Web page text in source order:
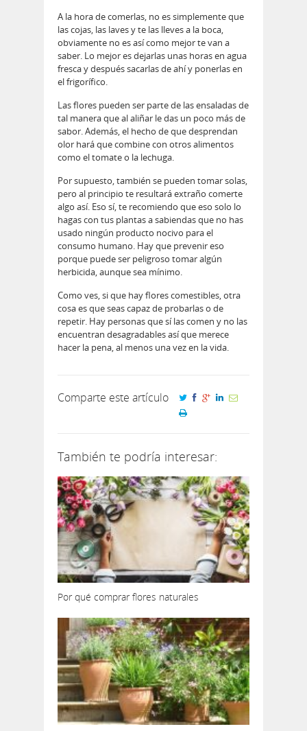
A la hora de comerlas, no es simplemente que
las cojas, las laves y te las lleves a la boca,
obviamente no es así como mejor te van a
saber. Lo mejor es dejarlas unas horas en agua
fresca y después sacarlas de ahí y ponerlas en
el frigorífico.
Las flores pueden ser parte de las ensaladas de
tal manera que al aliñar le das un poco más de
sabor. Además, el hecho de que desprendan
olor hará que combine con otros alimentos
como el tomate o la lechuga.
Por supuesto, también se pueden tomar solas,
pero al principio te resultará extraño comerte
algo así. Eso sí, te recomiendo que eso solo lo
hagas con tus plantas a sabiendas que no has
usado ningún producto nocivo para el
consumo humano. Hay que prevenir eso
porque puede ser peligroso tomar algún
herbicida, aunque sea mínimo.
Como ves, si que hay flores comestibles, otra
cosa es que seas capaz de probarlas o de
repetir. Hay personas que sí las comen y no las
encuentran desagradables así que merece
hacer la pena, al menos una vez en la vida.
Comparte este artículo
También te podría interesar:
Por qué comprar flores naturales